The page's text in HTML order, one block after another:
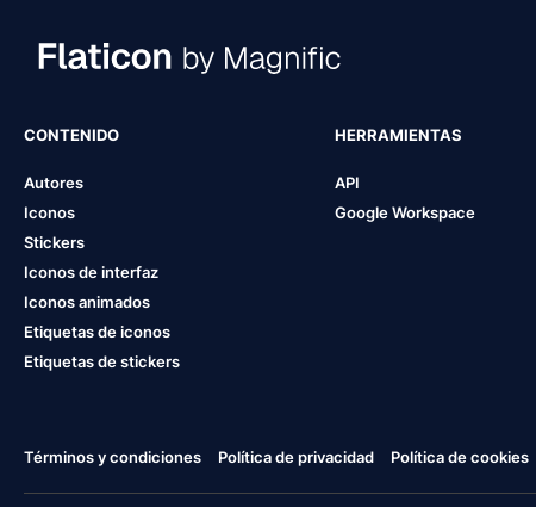
CONTENIDO
Autores
Iconos
Stickers
Iconos de interfaz
Iconos animados
Etiquetas de iconos
Etiquetas de stickers
HERRAMIENTAS
API
Google Workspace
Términos y condiciones Política de privacidad Política de cookies